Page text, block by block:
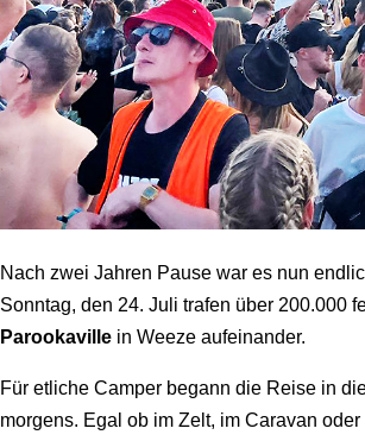
Nach zwei Jahren Pause war es nun
Sonntag, den 24. Juli trafen über 200.000
Parookaville in Weeze aufeinander.
Für etliche Camper begann die Reise in
morgens. Egal ob im Zelt, im Caravan